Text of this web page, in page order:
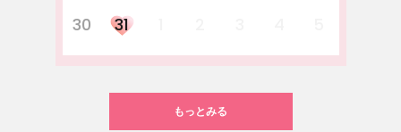
30
31
もっとみる